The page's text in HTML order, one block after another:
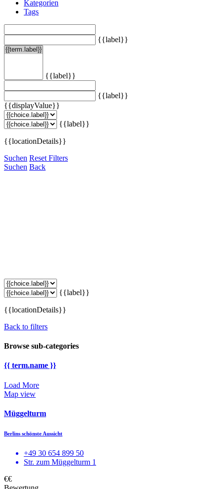
Kategorien
Tags
{{label}}
{{label}}
{{label}}
{{displayValue}}
{{label}}
{{locationDetails}}
Suchen Reset Filters
Suchen Back
{{label}}
{{locationDetails}}
Back to filters
Browse sub-categories
{{ term.name }}
Load More
Map view
Müggelturm
Berlins schönste Aussicht
+49 30 654 899 50
Str. zum Müggelturm 1
€€